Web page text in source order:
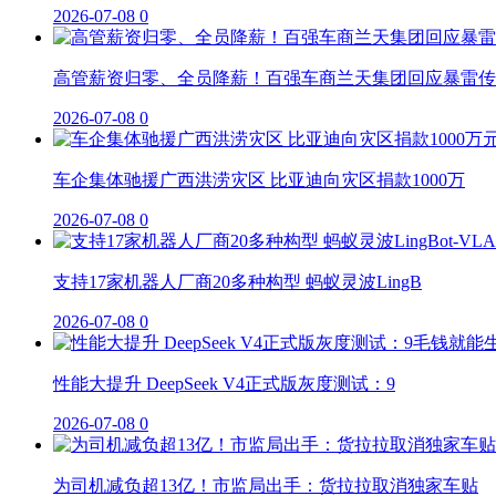
2026-07-08 0
高管薪资归零、全员降薪！百强车商兰天集团回应暴雷
2026-07-08 0
车企集体驰援广西洪涝灾区 比亚迪向灾区捐款1000万
2026-07-08 0
支持17家机器人厂商20多种构型 蚂蚁灵波LingB
2026-07-08 0
性能大提升 DeepSeek V4正式版灰度测试：9
2026-07-08 0
为司机减负超13亿！市监局出手：货拉拉取消独家车贴